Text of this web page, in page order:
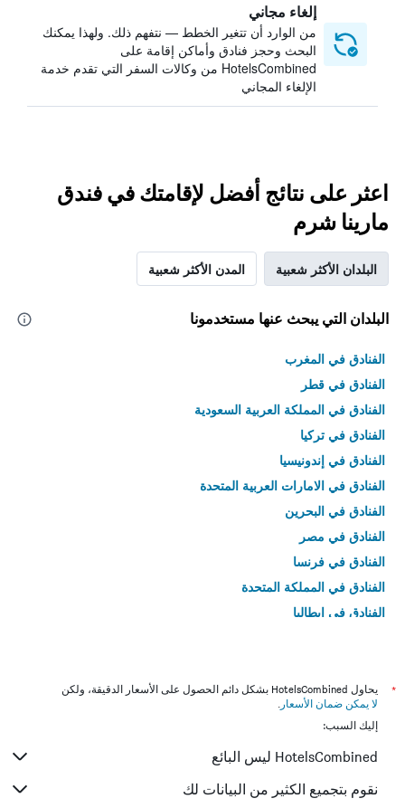
إلغاء مجاني
من الوارد أن تتغير الخطط — نتفهم ذلك. ولهذا يمكنك
البحث وحجز فنادق وأماكن إقامة على
HotelsCombined من وكالات السفر التي تقدم خدمة
الإلغاء المجاني
اعثر على نتائج أفضل لإقامتك في فندق
مارينا شرم
البلدان الأكثر شعبية المدن الأكثر شعبية
البلدان التي يبحث عنها مستخدمونا
الفنادق في المغرب
الفنادق في قطر
الفنادق في المملكة العربية السعودية
الفنادق في تركيا
الفنادق في إندونيسيا
الفنادق في الامارات العربية المتحدة
الفنادق في البحرين
الفنادق في مصر
الفنادق في فرنسا
الفنادق في المملكة المتحدة
الفنادق في إيطاليا
*
يحاول HotelsCombined بشكل دائم الحصول على الأسعار الدقيقة، ولكن
لا يمكن ضمان الأسعار .
إليك السبب:
HotelsCombined ليس البائع
نقوم بتجميع الكثير من البيانات لك